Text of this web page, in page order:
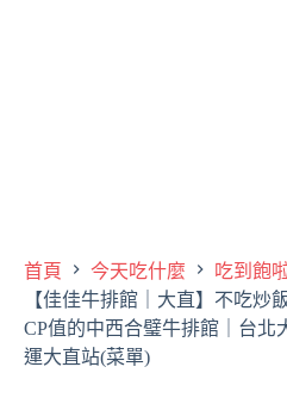
首頁 今天吃什麼
吃到飽
【佳佳牛排館｜大直】不吃炒
CP值的中西合璧牛排館｜台北
運大直站(菜單)